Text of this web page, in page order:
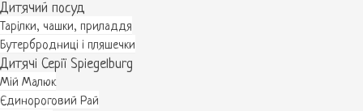
Дитячий посуд
Тарілки, чашки, приладдя
Бутербродниці і пляшечки
Дитячі Серії Spiegelburg
Мій Малюк
Єдинороговий Рай